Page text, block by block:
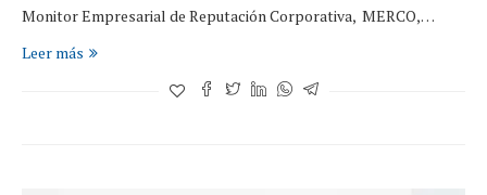
Monitor Empresarial de Reputación Corporativa, MERCO,…
Leer más